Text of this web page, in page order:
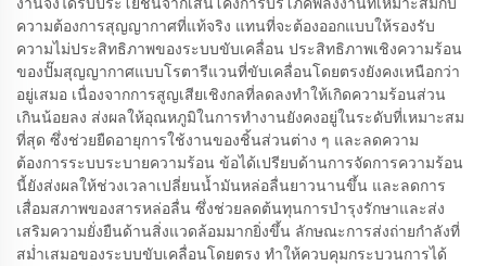
ความต้องการสุญญากาศที่แท้จริง แทนที่จะต้องออกแบบให้รองรับ
ความไม่ประสิทธิภาพของระบบขับเคลื่อน ประสิทธิภาพเชิงความร้อน
ของปั๊มสุญญากาศแบบโรตารีแวนที่ขับเคลื่อนโดยตรงยังคงเหนือกว่า
อยู่เสมอ เนื่องจากการสูญเสียเชิงกลที่ลดลงทำให้เกิดความร้อนส่วน
เกินน้อยลง ส่งผลให้อุณหภูมิในการทำงานยังคงอยู่ในระดับที่เหมาะสม
ที่สุด ซึ่งช่วยยืดอายุการใช้งานของชิ้นส่วนต่าง ๆ และลดความ
ต้องการระบบระบายความร้อน ข้อได้เปรียบด้านการจัดการความร้อน
นี้ยังส่งผลให้ช่วงเวลาเปลี่ยนน้ำมันหล่อลื่นยาวนานขึ้น และลดการ
เสื่อมสภาพของสารหล่อลื่น ซึ่งช่วยลดต้นทุนการบำรุงรักษาและส่ง
เสริมความยั่งยืนด้านสิ่งแวดล้อมมากยิ่งขึ้น ลักษณะการส่งถ่ายกำลังที่
สม่ำเสมอของระบบขับเคลื่อนโดยตรง ทำให้ควบคุมกระบวนการได้